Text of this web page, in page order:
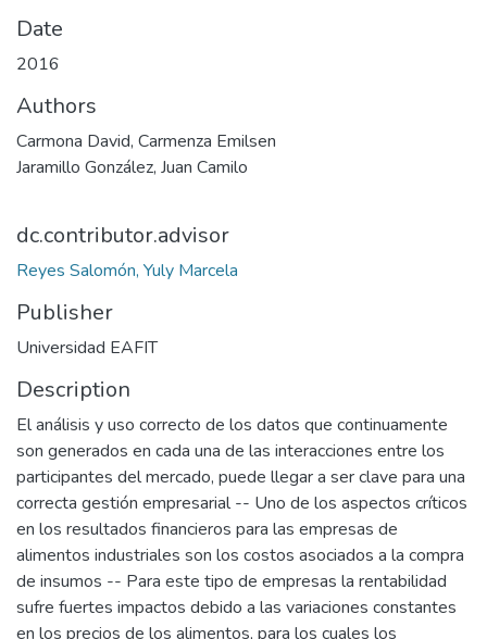
Date
2016
Authors
Carmona David, Carmenza Emilsen
Jaramillo González, Juan Camilo
dc.contributor.advisor
Reyes Salomón, Yuly Marcela
Publisher
Universidad EAFIT
Description
El análisis y uso correcto de los datos que continuamente
son generados en cada una de las interacciones entre los
participantes del mercado, puede llegar a ser clave para una
correcta gestión empresarial -- Uno de los aspectos críticos
en los resultados financieros para las empresas de
alimentos industriales son los costos asociados a la compra
de insumos -- Para este tipo de empresas la rentabilidad
sufre fuertes impactos debido a las variaciones constantes
en los precios de los alimentos, para los cuales los